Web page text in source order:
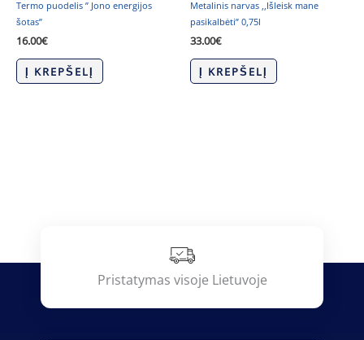
Termo puodelis ” Jono energijos
šotas”
16.00€
Į KREPŠELĮ
Metalinis narvas ,,Išleisk mane
pasikalbėti” 0,75l
33.00€
Į KREPŠELĮ
Pristatymas visoje Lietuvoje